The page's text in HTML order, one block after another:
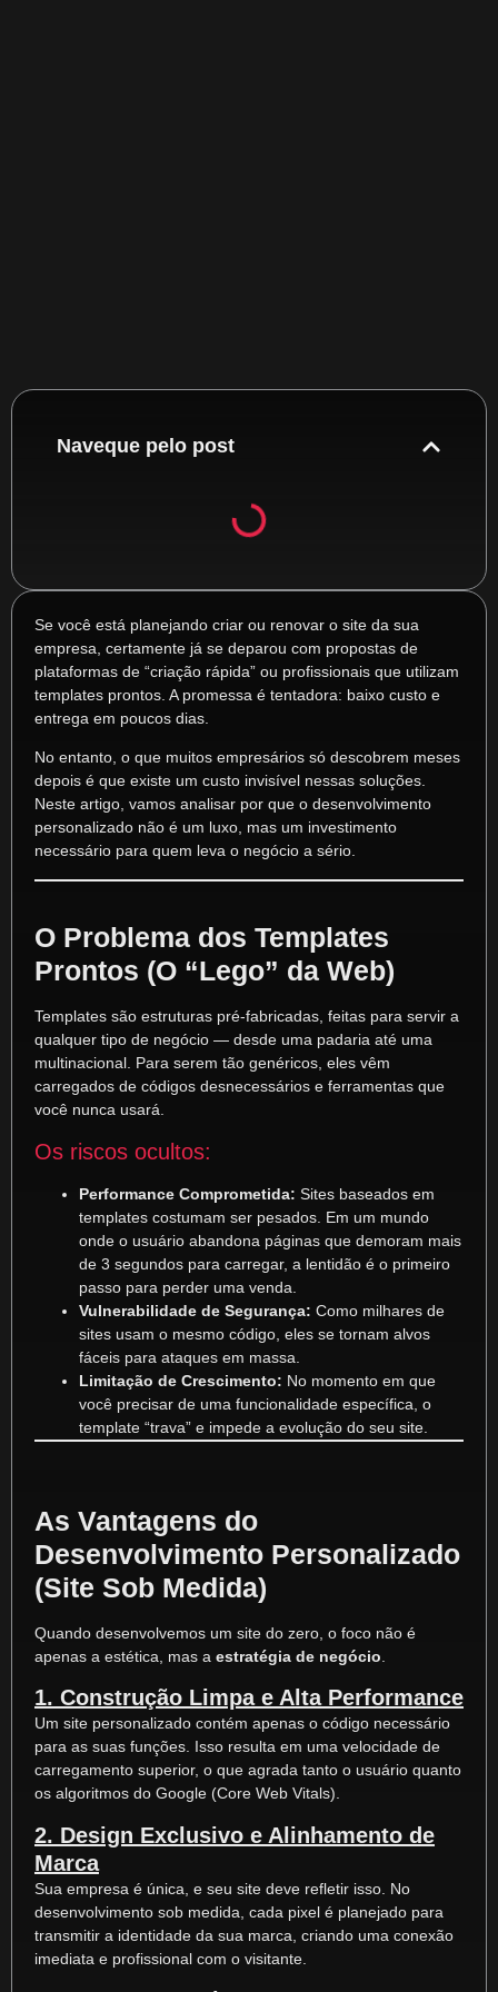
Naveque pelo post
Se você está planejando criar ou renovar o site da sua
empresa, certamente já se deparou com propostas de
plataformas de “criação rápida” ou profissionais que utilizam
templates prontos. A promessa é tentadora: baixo custo e
entrega em poucos dias.
No entanto, o que muitos empresários só descobrem meses
depois é que existe um custo invisível nessas soluções.
Neste artigo, vamos analisar por que o desenvolvimento
personalizado não é um luxo, mas um investimento
necessário para quem leva o negócio a sério.
O Problema dos Templates
Prontos (O “Lego” da Web)
Templates são estruturas pré-fabricadas, feitas para servir a
qualquer tipo de negócio — desde uma padaria até uma
multinacional. Para serem tão genéricos, eles vêm
carregados de códigos desnecessários e ferramentas que
você nunca usará.
Os riscos ocultos:
Performance Comprometida: Sites baseados em
templates costumam ser pesados. Em um mundo
onde o usuário abandona páginas que demoram mais
de 3 segundos para carregar, a lentidão é o primeiro
passo para perder uma venda.
Vulnerabilidade de Segurança: Como milhares de
sites usam o mesmo código, eles se tornam alvos
fáceis para ataques em massa.
Limitação de Crescimento: No momento em que
você precisar de uma funcionalidade específica, o
template “trava” e impede a evolução do seu site.
As Vantagens do
Desenvolvimento Personalizado
(Site Sob Medida)
Quando desenvolvemos um site do zero, o foco não é
apenas a estética, mas a estratégia de negócio
1. Construção Limpa e Alta Performance
Um site personalizado contém apenas o código necessário
para as suas funções. Isso resulta em uma velocidade de
carregamento superior, o que agrada tanto o usuário quanto
os algoritmos do Google (Core Web Vitals).
2. Design Exclusivo e Alinhamento de
Marca
Sua empresa é única, e seu site deve refletir isso. No
desenvolvimento sob medida, cada pixel é planejado para
transmitir a identidade da sua marca, criando uma conexão
imediata e profissional com o visitante.